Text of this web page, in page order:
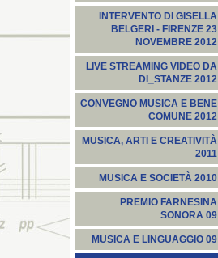
INTERVENTO DI GISELLA
BELGERI - FIRENZE 23
NOVEMBRE 2012
LIVE STREAMING VIDEO DA
DI_STANZE 2012
CONVEGNO MUSICA E BENE
COMUNE 2012
MUSICA, ARTI E CREATIVITÀ
2011
MUSICA E SOCIETÀ 2010
PREMIO FARNESINA
SONORA 09
MUSICA E LINGUAGGIO 09